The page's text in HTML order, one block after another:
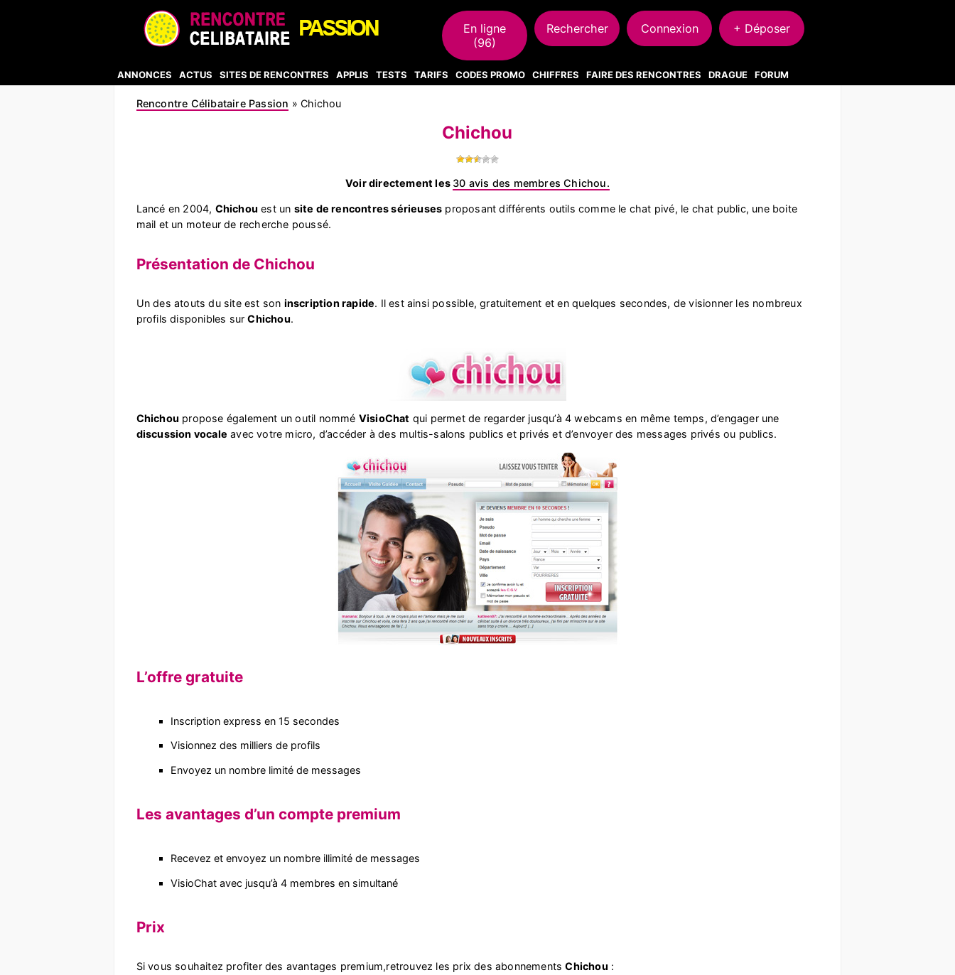
En ligne
(96)
Rechercher Connexion + Déposer
ANNONCES ACTUS SITES DE RENCONTRES APPLIS TESTS TARIFS CODES PROMO CHIFFRES FAIRE DES RENCONTRES DRAGUE FORUM
Rencontre Célibataire Passion »Chichou
Chichou
Voir directement les 30 avis des membres Chichou.
Lancé en 2004, Chichou est un site de rencontres sérieuses proposant différents outils comme le chat pivé, le chat public, une boite
mail et un moteur de recherche poussé.
Présentation de Chichou
Un des atouts du site est son inscription rapide. Il est ainsi possible, gratuitement et en quelques secondes, de visionner les nombreux
profils disponibles surChichou.
Chichou propose également un outil nommé VisioChat qui permet de regarder jusqu’à 4 webcams en même temps, d’engager une
discussion vocale avec votre micro, d’accéder à des multis-salons publics et privés et d’envoyer des messages privés ou publics.
L’offre gratuite
Inscription express en 15 secondes
Visionnez des milliers de profils
Envoyez un nombre limité de messages
Les avantages d’un compte premium
Recevez et envoyez un nombre illimité de messages
VisioChat avec jusqu’à 4 membres en simultané
Prix
Si vous souhaitez profiter des avantages premium,retrouvez les prix des abonnementsChichou :